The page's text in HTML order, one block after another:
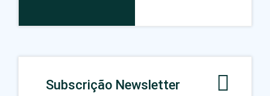
Subscrição Newsletter